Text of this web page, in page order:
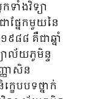
ាំងវិទ្យា
ផ្នែកមួយនៃ
៨៨​ គឺជាឆ្នាំ
ាល័យភូមិន្ទ
ញាសិន
េបបទថ្នាក់